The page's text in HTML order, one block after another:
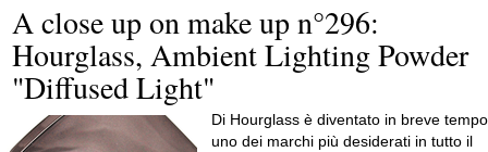
A close up on make up n°296:
Hourglass, Ambient Lighting Powder
"Diffused Light"
Di Hourglass è diventato in breve tempo
uno dei marchi più desiderati in tutto il